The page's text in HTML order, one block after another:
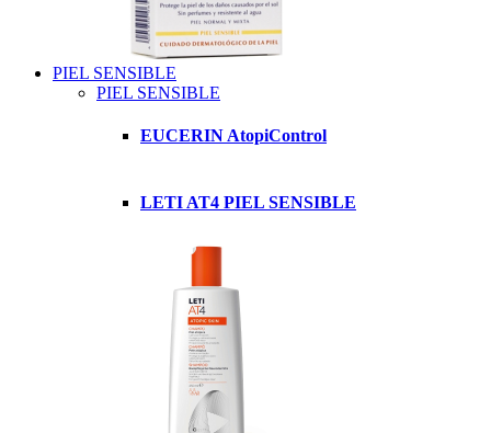
PIEL SENSIBLE
PIEL SENSIBLE
EUCERIN AtopiControl
LETI AT4 PIEL SENSIBLE